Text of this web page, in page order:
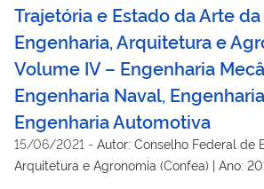
Trajetória e Estado da Arte
Engenharia, Arquitetura e
Volume IV – Engenharia
Engenharia Naval,
Engenharia Automotiva
15/06/2021 - Autor: Conselho Federal de
Arquitetura e Agronomia (Confea) | Ano: